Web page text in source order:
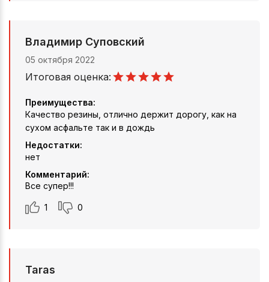
Владимир Суповский
05 октября 2022
Итоговая оценка:
Преимущества:
Качество резины, отлично держит дорогу, как на
сухом асфальте так и в дождь
Недостатки:
нет
Комментарий:
Все супер!!!
1 0
Taras